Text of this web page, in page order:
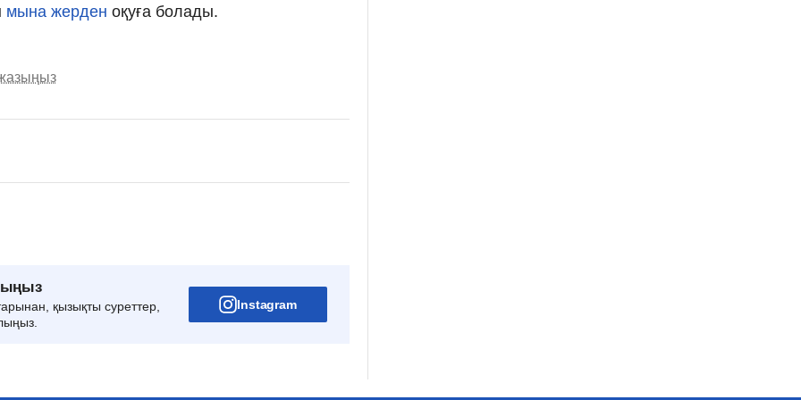
мына жерден оқуға болады.
жазыңыз
қызықты суреттер,
Instagram